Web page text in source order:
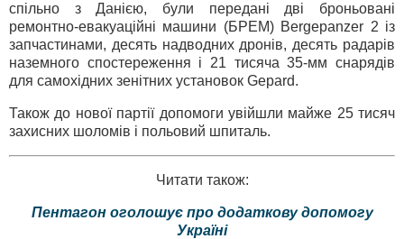
спільно з Данією, були передані дві броньовані
ремонтно-евакуаційні машини (БРЕМ) Bergepanzer 2 із
запчастинами, десять надводних дронів, десять радарів
наземного спостереження і 21 тисяча 35-мм снарядів
для самохідних зенітних установок Gepard.
Також до нової партії допомоги увійшли майже 25 тисяч
захисних шоломів і польовий шпиталь.
Читати також:
Пентагон оголошує про додаткову допомогу
Україні